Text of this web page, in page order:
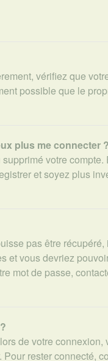
vérifiez que
possible que le
plus me connecter
votre
et soyez plus
pas être
et vous devriez
mot de passe,
lors de votre connexion,
rester connecté,